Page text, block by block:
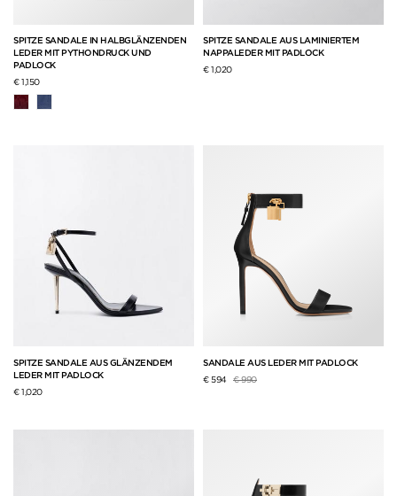
SPITZE SANDALE IN HALBGLÄNZENDEN
LEDER MIT PYTHONDRUCK UND
PADLOCK
€ 1,150
SPITZE SANDALE AUS LAMINIERTEM
NAPPALEDER MIT PADLOCK
€ 1,020
SPITZE SANDALE AUS GLÄNZENDEM
LEDER MIT PADLOCK
€ 1,020
SANDALE AUS LEDER MIT PADLOCK
€ 594
Preis reduziert von
€ 990auf